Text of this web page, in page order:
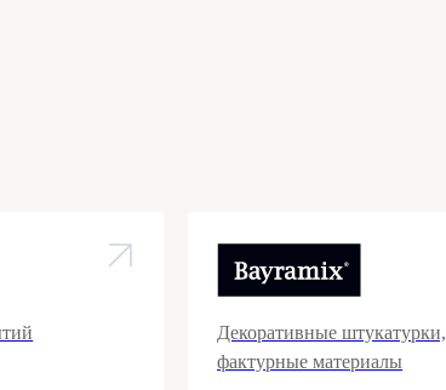
Декоративные штукатурки,
фактурные материалы